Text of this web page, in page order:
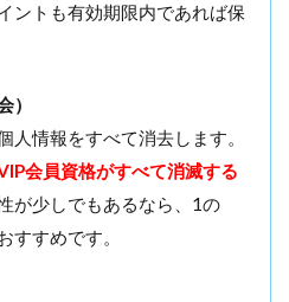
ントも有効期限内であれば保
）
人情報をすべて消去します。
会員資格がすべて消滅する
が少しでもあるなら、1の
すすめです。